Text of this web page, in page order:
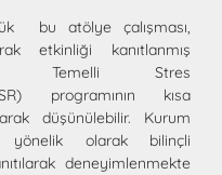
bu atölye çalışması,
etkinliği kanıtlanmış
Temelli Stres
programının kısa
düşünülebilir. Kurum
yönelik olarak bilinçli
deneyimlenmekte